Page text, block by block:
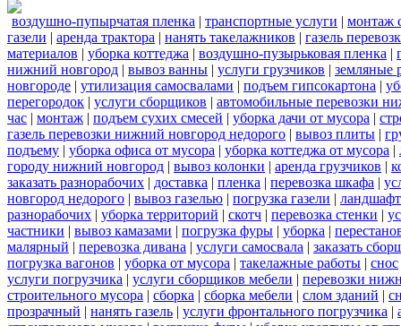
воздушно-пупырчатая пленка | транспортные услуги | монтаж
газели | аренда трактора | нанять такелажников | газель
материалов | уборка коттеджа | воздушно-пузырьковая пленка |
нижний новгород | вывоз ванны | услуги грузчиков | земляные
новгороде | утилизация самосвалами | подъем гипсокартона |
перегородок | услуги сборщиков | автомобильные перевозки
час | монтаж | подъем сухих смесей | уборка дачи от мусора |
газель перевозки нижний новгород недорого | вывоз плиты |
подъему | уборка офиса от мусора | уборка коттеджа от мусора |
городу нижний новгород | вывоз колонки | аренда грузчиков |
заказать разнорабочих | доставка | пленка | перевозка шкафа |
новгород недорого | вывоз газелью | погрузка газели |
разнорабочих | уборка территорий | скотч | перевозка стенки |
частники | вывоз камазами | погрузка фуры | уборка |
малярный | перевозка дивана | услуги самосвала | заказать
погрузка вагонов | уборка от мусора | такелажные работы | снос
услуги погрузчика | услуги сборщиков мебели | перевозки
строительного мусора | сборка | сборка мебели | слом зданий |
прозрачный | нанять газель | услуги фронтального погрузчика |